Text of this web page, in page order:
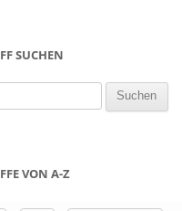
SUCHEN
VON A-Z